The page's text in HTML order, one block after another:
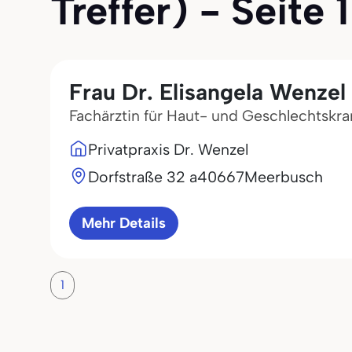
Treffer) - Seite 1
Frau Dr. Elisangela Wenzel
Fachärztin für Haut- und
Privatpraxis Dr. Wenzel
Dorfstraße 32 a40667Meerbusch
Mehr Details
1